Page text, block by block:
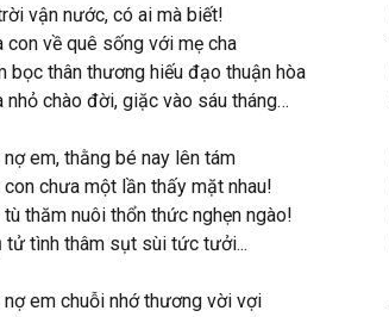
vận nước, có ai mà biết!
con về quê sống với mẹ cha
bọc thân thương hiếu đạo thuận hòa
nhỏ chào đời, giặc vào sáu tháng…
nợ em, thằng bé nay lên tám
con chưa một lần thấy mặt nhau!
tù thăm nuôi thổn thức nghẹn ngào!
tử tình thâm sụt sùi tức tưởi...
nợ em chuỗi nhớ thương vời vợi